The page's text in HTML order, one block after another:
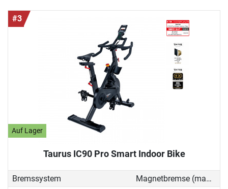
#3
Auf Lager
Taurus IC90 Pro Smart Indoor Bike
Bremssystem
Magnetbremse (manuell)